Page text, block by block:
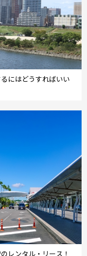
にはどうすればいい
レンタル・リース！